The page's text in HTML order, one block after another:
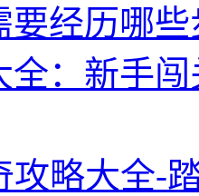
要经历哪
全：新手
攻略大全-